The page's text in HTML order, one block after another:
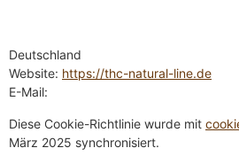
Deutschland
Website: https://thc-natural-line.de
E-Mail:
Diese Cookie-Richtlinie wurde mit
März 2025 synchronisiert.